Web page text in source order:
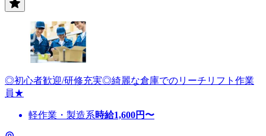
◎初心者歓迎/研修充実◎綺麗な倉庫でのリーチリフト作業
員★
軽作業・製造系時給1,600円〜